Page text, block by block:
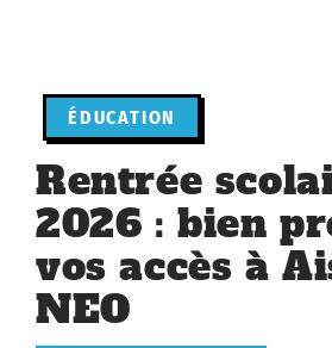
ÉDUCATION
Rentrée
2026 : bien
vos accès à
NEO